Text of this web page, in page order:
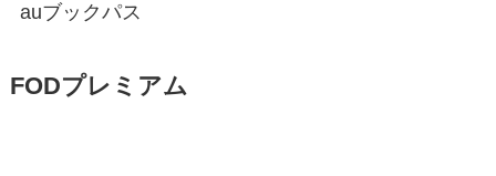
auブックパス
FODプレミアム